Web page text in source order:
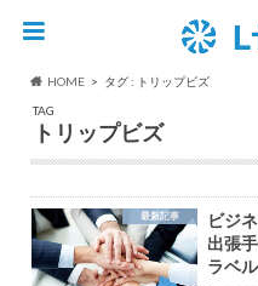
HOME
タグ : トリップビズ
TAG
トリップビズ
最新記事
ビジ
出張
ラベ